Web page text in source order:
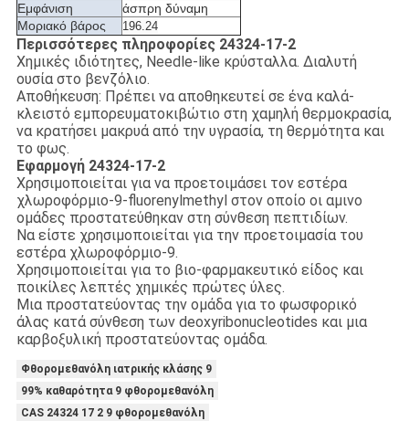
Εμφάνιση
άσπρη δύναμη
Μοριακό βάρος
196.24
Περισσότερες πληροφορίες 24324-17-2
Χημικές ιδιότητες, Needle-like κρύσταλλα. Διαλυτή
ουσία στο βενζόλιο.
Αποθήκευση: Πρέπει να αποθηκευτεί σε ένα καλά-
κλειστό εμπορευματοκιβώτιο στη χαμηλή θερμοκρασία,
να κρατήσει μακρυά από την υγρασία, τη θερμότητα και
το φως.
Εφαρμογή 24324-17-2
Χρησιμοποιείται για να προετοιμάσει τον εστέρα
χλωροφόρμιο-9-fluorenylmethyl στον οποίο οι αμινο
ομάδες προστατεύθηκαν στη σύνθεση πεπτιδίων.
Να είστε χρησιμοποιείται για την προετοιμασία του
εστέρα χλωροφόρμιο-9.
Χρησιμοποιείται για το βιο-φαρμακευτικό είδος και
ποικίλες λεπτές χημικές πρώτες ύλες.
Μια προστατεύοντας την ομάδα για το φωσφορικό
άλας κατά σύνθεση των deoxyribonucleotides και μια
καρβοξυλική προστατεύοντας ομάδα.
Φθορομεθανόλη ιατρικής κλάσης 9
99% καθαρότητα 9 φθορομεθανόλη
CAS 24324 17 2 9 φθορομεθανόλη